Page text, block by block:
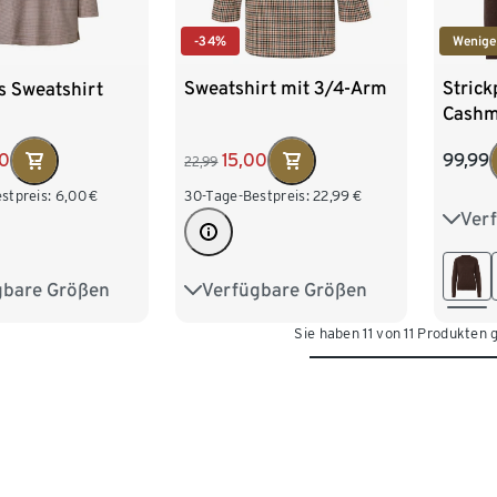
Sweatshirt
6,00€
Größen
M 40/42
-34%
Sweatshirt mit 3/4-Arm
22,99 15,00
30-Tage-Bestpreis: 22,99 €
Verfügbare Größen
S 36/38 M 40/42
XL 48/50
99,99
S 36/
L 44/
Sie haben 11 von 11 Produkten